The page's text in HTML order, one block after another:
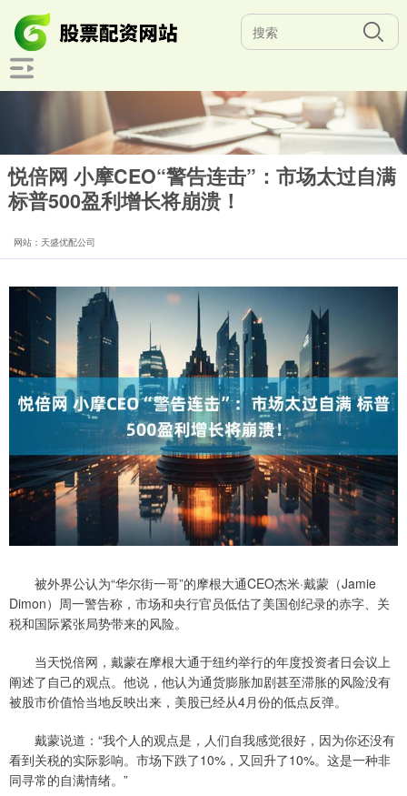
悦倍网 小摩CEO“警告连击”：市场太过自满
标普500盈利增长将崩溃！
网站：天盛优配公司
被外界公认为“华尔街一哥”的摩根大通CEO杰米·戴蒙（Jamie
Dimon）周一警告称，市场和央行官员低估了美国创纪录的赤字、关
税和国际紧张局势带来的风险。
当天悦倍网，戴蒙在摩根大通于纽约举行的年度投资者日会议上
阐述了自己的观点。他说，他认为通货膨胀加剧甚至滞胀的风险没有
被股市价值恰当地反映出来，美股已经从4月份的低点反弹。
戴蒙说道：“我个人的观点是，人们自我感觉很好，因为你还没有
看到关税的实际影响。市场下跌了10%，又回升了10%。这是一种非
同寻常的自满情绪。”